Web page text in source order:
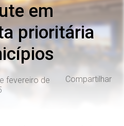
em
prioritária
fevereiro de
Compartilhar